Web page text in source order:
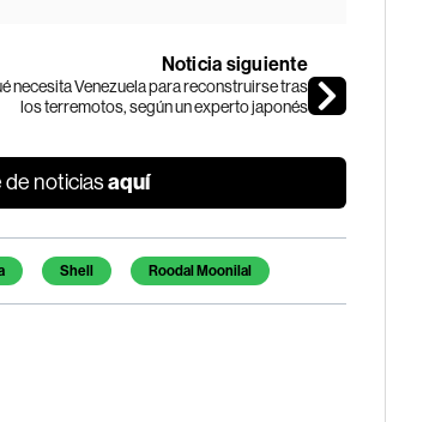
Noticia siguiente
necesita Venezuela para reconstruirse tras
los terremotos, según un experto japonés
de noticiasaquí
Shell Roodal Moonilal